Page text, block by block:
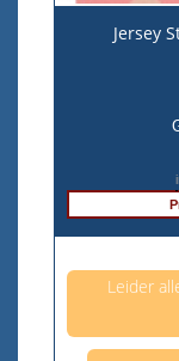
Jersey
Leider